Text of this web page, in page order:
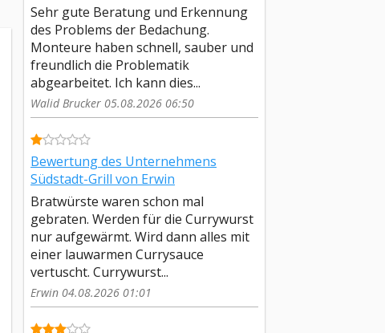
Sehr gute Beratung und Erkennung
des Problems der Bedachung.
Monteure haben schnell, sauber und
freundlich die Problematik
abgearbeitet. Ich kann dies...
Walid Brucker 05.08.2026 06:50
Bewertung des Unternehmens
Südstadt-Grill von Erwin
Bratwürste waren schon mal
gebraten. Werden für die Currywurst
nur aufgewärmt. Wird dann alles mit
einer lauwarmen Currysauce
vertuscht. Currywurst...
Erwin 04.08.2026 01:01